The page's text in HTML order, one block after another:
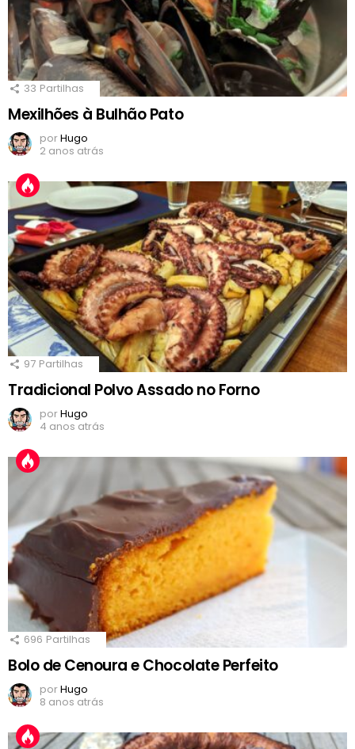
33 Partilhas
Mexilhões à Bulhão Pato
porHugo
2 anos atrás
97 Partilhas
Tradicional Polvo Assado no Forno
porHugo
4 anos atrás
696 Partilhas
Bolo de Cenoura e Chocolate Perfeito
porHugo
8 anos atrás